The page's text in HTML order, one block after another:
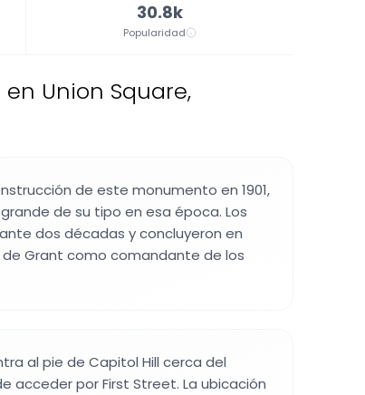
30.8k
Popularidad
Union Square,
de este monumento en 1901,
de su tipo en esa época. Los
dos décadas y concluyeron en
de Grant como comandante de los
al pie de Capitol Hill cerca del
acceder por First Street. La ubicación